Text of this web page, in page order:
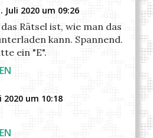
Juli 2020 um 09:26
Rätsel ist, wie man das
kann. Spannend.
ein "E".
2020 um 10:18